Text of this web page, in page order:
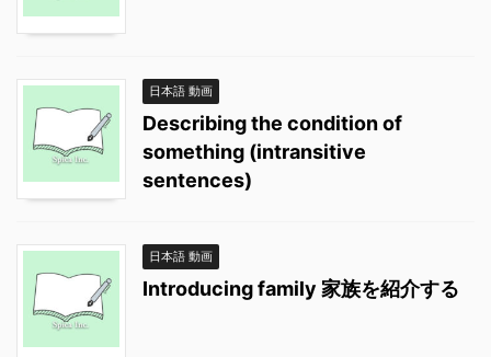
日本語 動画
Describing the condition of
something (intransitive
sentences)
日本語 動画
Introducing family 家族を紹介する